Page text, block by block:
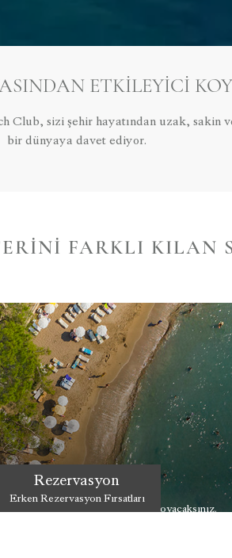
ETKILEYICI
Club, sizi şehir hayatından uzak, sakin
bir dünyaya davet ediyor.
FARKLI KILAN
plajı ile güneşe ve denize doyacaksınız.
Rezervasyon
Erken Rezervasyon Fırsatları